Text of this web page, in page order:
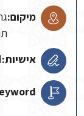
מיקום:
אישיות: